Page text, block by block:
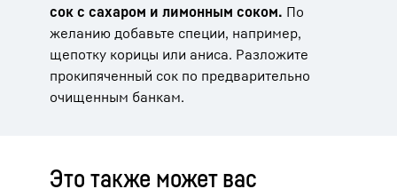
сок с сахаром и лимонным соком. По
желанию добавьте специи, например,
щепотку корицы или аниса. Разложите
прокипяченный сок по предварительно
очищенным банкам.
Это также может вас